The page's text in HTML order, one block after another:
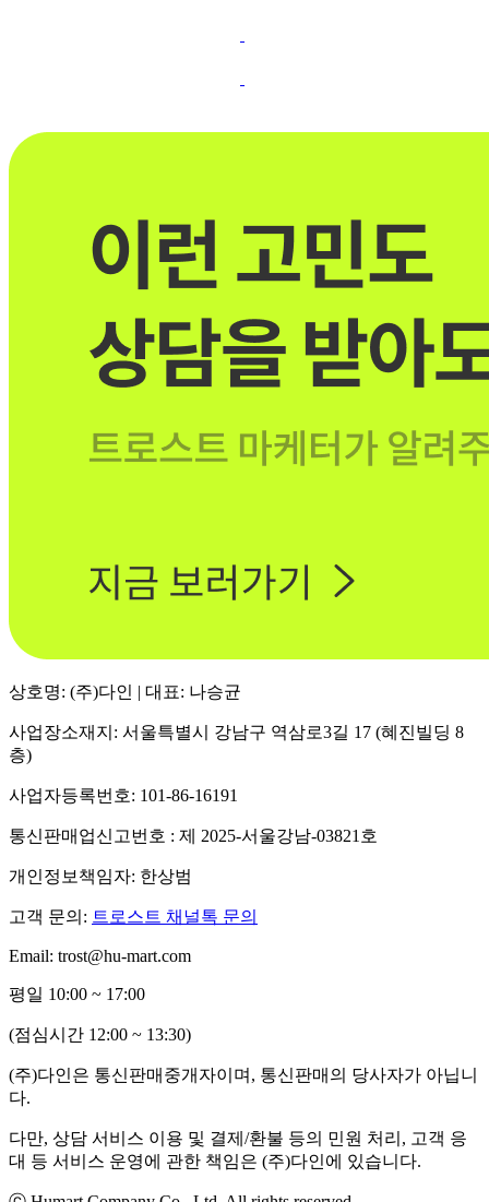
상호명: (주)다인 | 대표: 나승균
사업장소재지: 서울특별시 강남구 역삼로3길 17 (혜진빌딩 8
층)
사업자등록번호: 101-86-16191
통신판매업신고번호 : 제 2025-서울강남-03821호
개인정보책임자: 한상범
고객 문의: 트로스트 채널톡 문의
Email: trost@hu-mart.com
평일 10:00 ~ 17:00
(점심시간 12:00 ~ 13:30)
(주)다인은 통신판매중개자이며, 통신판매의 당사자가 아닙니
다.
다만, 상담 서비스 이용 및 결제/환불 등의 민원 처리, 고객 응
대 등 서비스 운영에 관한 책임은 (주)다인에 있습니다.